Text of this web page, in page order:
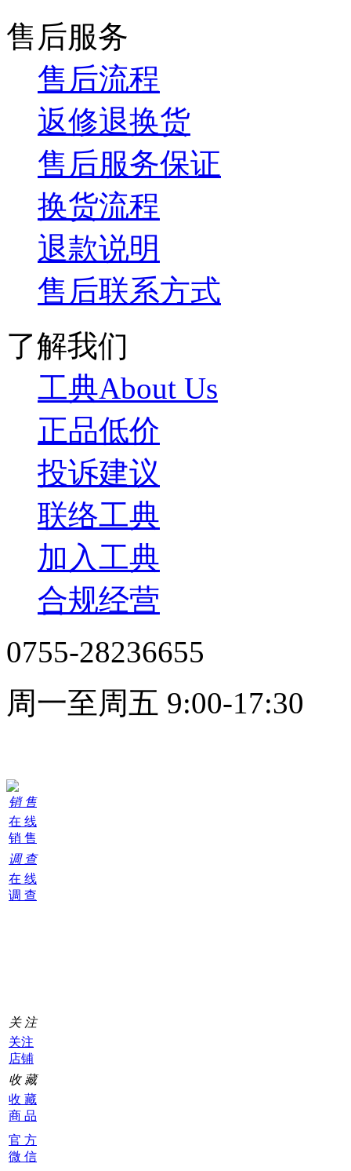
售后服务
售后流程
返修退换货
售后服务保证
换货流程
退款说明
售后联系方式
了解我们
工典About Us
正品低价
投诉建议
联络工典
加入工典
合规经营
0755-28236655
周一至周五 9:00-17:30
销 售
在 线
销 售
调 查
在 线
调 查
关 注
关注
店铺
收 藏
收 藏
商 品
官 方
微 信